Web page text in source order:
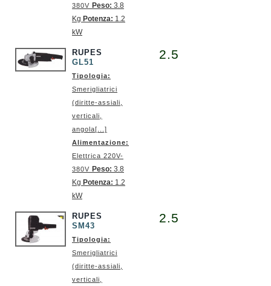
380V Peso: 3.8
Kg Potenza: 1.2
kW
RUPES
GL51
Tipologia:
Smerigliatrici
(diritte-assiali,
verticali,
angola[...]
Alimentazione:
Elettrica 220V-
380V Peso: 3.8
Kg Potenza: 1.2
kW
2.5
RUPES
SM43
Tipologia:
Smerigliatrici
(diritte-assiali,
verticali,
2.5